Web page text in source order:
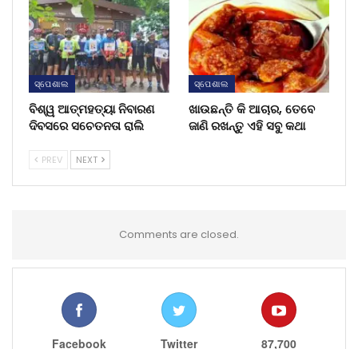
ସ୍ପେଶାଲ
ବିଶ୍ୱ ଆତ୍ମହତ୍ୟା ନିବାରଣ
ଦିବସରେ ସଚେତନତା ରାଲି
ସ୍ପେଶାଲ
ଖାଉଛନ୍ତି କି ଆଚାର, ତେବେ
ଜାଣି ରଖନ୍ତୁ ଏହି ସବୁ କଥା
PREV NEXT
Comments are closed.
Facebook Twitter 87,700